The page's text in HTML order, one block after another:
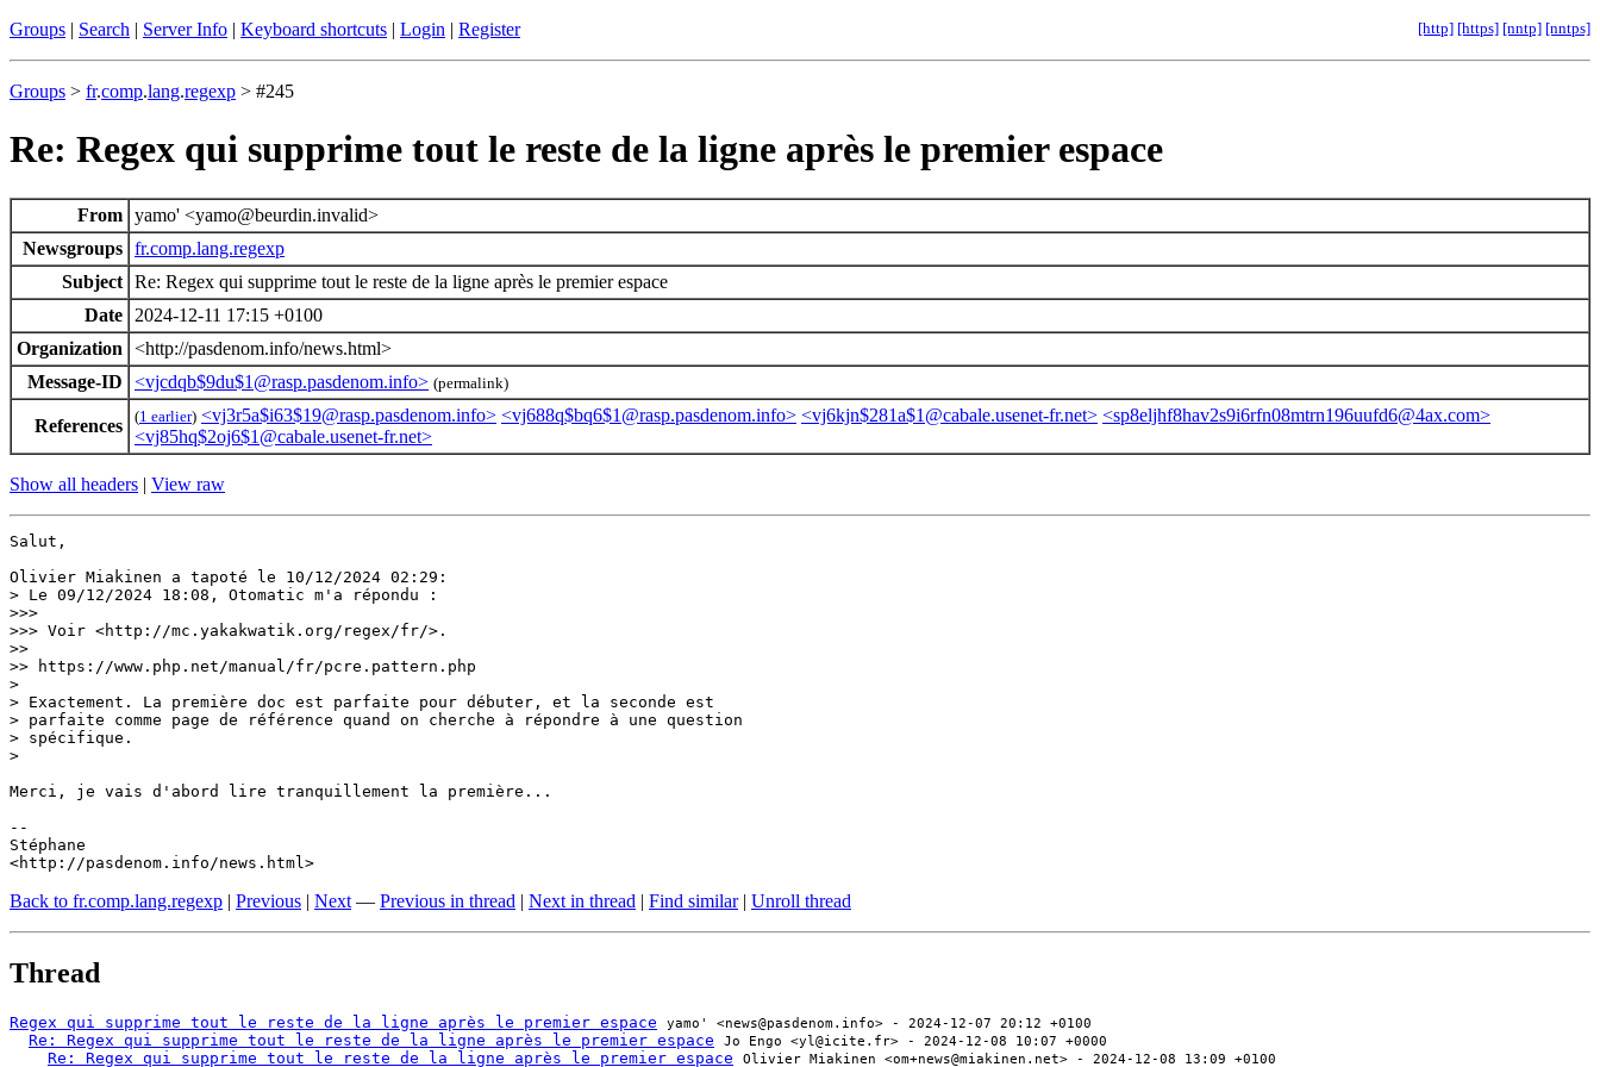
Groups | Search | Server Info | Keyboard shortcuts | Login | Register [http] [https] [nntp] [nntps]
Groups > fr.comp.lang.regexp > #245
Re: Regex qui supprime tout le reste de la ligne après le premier espace
From yamo' <yamo@beurdin.invalid>
Newsgroups fr.comp.lang.regexp
Subject Re: Regex qui supprime tout le reste de la ligne après le premier espace
Date
2024-12-11 17:15 +0100
Organization
<http://pasdenom.info/news.html>
Message-ID
<vjcdqb$9du$1@rasp.pasdenom.info> (permalink)
References (1 earlier) <vj3r5a$i63$19@rasp.pasdenom.info> <vj688q$bq6$1@rasp.pasdenom.info> <vj6kjn$281a$1@cabale.usenet-fr.net> <sp8eljhf8hav2s9i6rfn08mtrn196uufd6@4ax.com>
<vj85hq$2oj6$1@cabale.usenet-fr.net>
Show all headers | View raw
Salut,
Olivier Miakinen a tapoté le 10/12/2024 02:29:
> Le 09/12/2024 18:08, Otomatic m'a répondu :
>>>
>>> Voir <http://mc.yakakwatik.org/regex/fr/>.
>>
>> https://www.php.net/manual/fr/pcre.pattern.php
>
> Exactement. La première doc est parfaite pour débuter, et la seconde est
> parfaite comme page de référence quand on cherche à répondre à une question
> spécifique.
>
Merci, je vais d'abord lire tranquillement la première...
--
Stéphane
<http://pasdenom.info/news.html>
Back to fr.comp.lang.regexp | Previous | Next — Previous in thread | Next in thread | Find similar| Unroll thread
Thread
Regex qui supprime tout le reste de la ligne après le premier espace yamo' <news@pasdenom.info> - 2024-12-07 20:12 +0100
Re: Regex qui supprime tout le reste de la ligne après le premier espace Jo Engo <yl@icite.fr> - 2024-12-08 10:07 +0000
Re: Regex qui supprime tout le reste de la ligne après le premier espace Olivier Miakinen <om+news@miakinen.net> - 2024-12-08 13:09 +0100